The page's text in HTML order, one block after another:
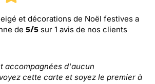
et décorations de Noël festives a
de 5/5 sur 1 avis de nos clients
accompagnées d'aucun
cette carte et soyez le premier à